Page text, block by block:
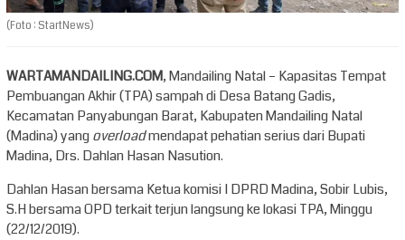
(Foto : StartNews)
WARTAMANDAILING.COM, Mandailing Natal – Kapasitas Tempat
Pembuangan Akhir (TPA) sampah di Desa Batang Gadis,
Kecamatan Panyabungan Barat, Kabupaten Mandailing Natal
(Madina) yangoverloadmendapat pehatian serius dari Bupati
Madina, Drs. Dahlan Hasan Nasution.
Dahlan Hasan bersama Ketua komisi I DPRD Madina, Sobir Lubis,
S.H bersama OPD terkait terjun langsung ke lokasi TPA, Minggu
(22/12/2019).